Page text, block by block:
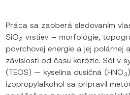
Práca sa zaoberá sledovaním
SiO2 vrstiev – morfológie,
povrchovej energie a jej polárnej
závislosti od času korózie. Sól v
(TEOS) — kyselina dusičná (HNO3
izopropylalkohol sa pripravil